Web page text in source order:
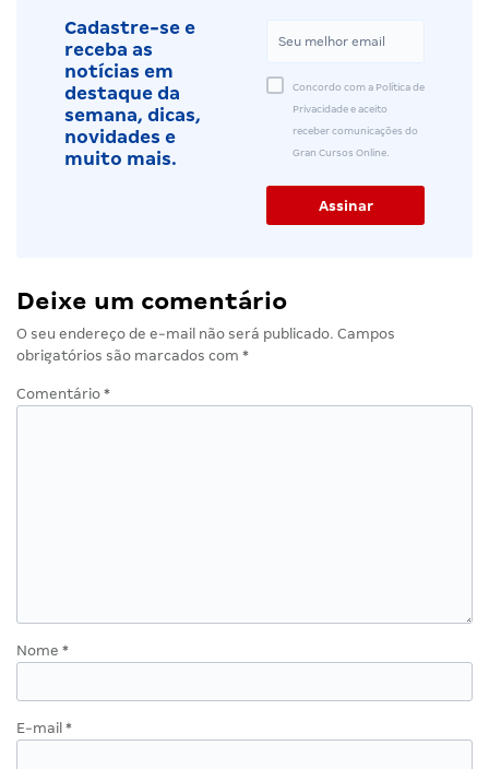
Cadastre-se e
receba as
notícias em
destaque da
semana, dicas,
novidades e
muito mais.
Concordo com a Política de
Privacidade e aceito
receber comunicações do
Gran Cursos Online.
Deixe um comentário
O seu endereço de e-mail não será publicado. Campos
obrigatórios são marcados com *
Comentário *
Nome *
E-mail *